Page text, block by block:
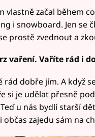
vlastně začal během
i snowboard. Jen se
prostě zvednout a
vaření. Vaříte rád i
rád dobře jím. A když
si je udělat přesně
u nás bydlí starší
občas zajedu sám na